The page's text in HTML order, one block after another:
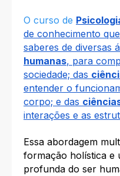
O curso de
de conhecimento
saberes de diversas
humanas, para
sociedade; das
entender o
corpo; e das
interações e as
Essa abordagem
formação holística e
profunda do ser